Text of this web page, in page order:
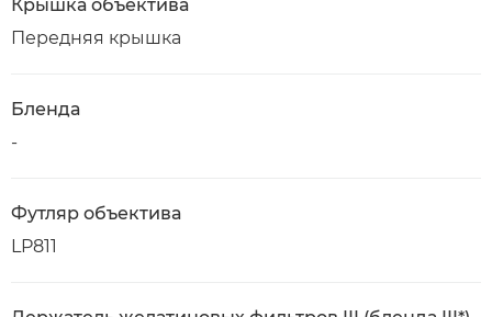
Крышка объектива
Передняя крышка
Бленда
-
Футляр объектива
LP811